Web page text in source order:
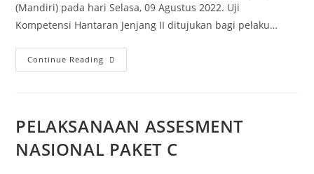
(Mandiri) pada hari Selasa, 09 Agustus 2022. Uji
Kompetensi Hantaran Jenjang II ditujukan bagi pelaku…
Continue Reading
UJI
JENJANG
II
PELAKSANAAN ASSESMENT
NASIONAL PAKET C